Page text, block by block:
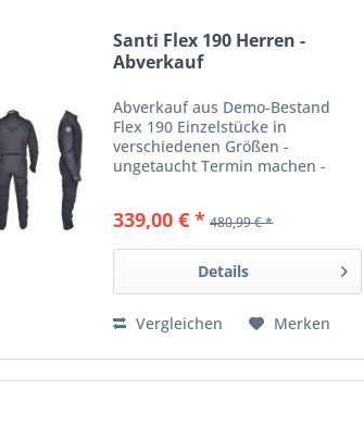
Santi Flex 190 Herren -
Abverkauf
Abverkauf aus Demo-Bestand
Flex 190 Einzelstücke in
verschiedenen Größen -
ungetaucht Termin machen -
tauchen und eine
Tauchausrüstung mit geringem
Volumen suchen, haben wir...
339,00 € * 480,99 € *
Details
Vergleichen Merken